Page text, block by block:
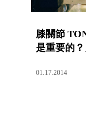
膝關節
是重要的
01.17.2014